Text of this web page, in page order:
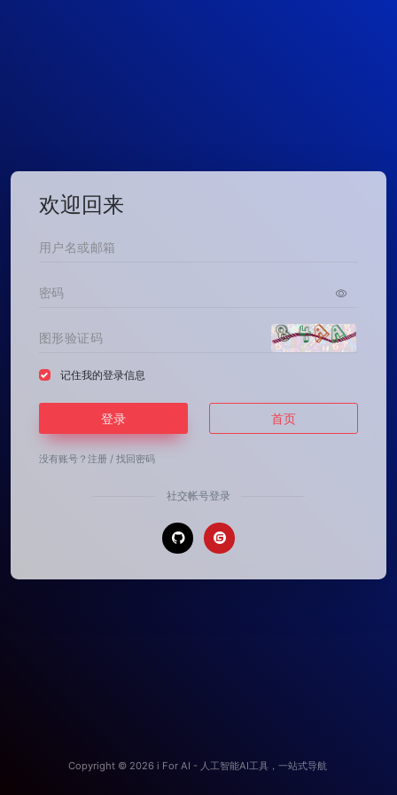
欢迎回来
记住我的登录信息
登录 首页
没有账号？ 注册 / 找回密码
社交帐号登录
Copyright © 2026 i For AI - 人工智能AI工具，一站式导航